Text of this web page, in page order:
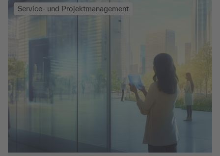
Service- und Projektmanagement